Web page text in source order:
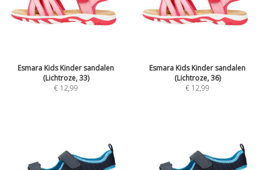
Esmara Kids Kinder sandalen
(Lichtroze, 33)
€ 12,99
Esmara Kids Kinder sandalen
(Lichtroze, 36)
€ 12,99